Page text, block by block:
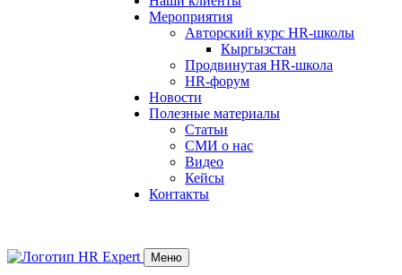
Мероприятия
Авторский курс HR-школы
Кыргызстан
Продвинутая HR-школа
HR-форум
Новости
Полезные материалы
Статьи
СМИ о нас
Видео
Кейсы
Контакты
Меню